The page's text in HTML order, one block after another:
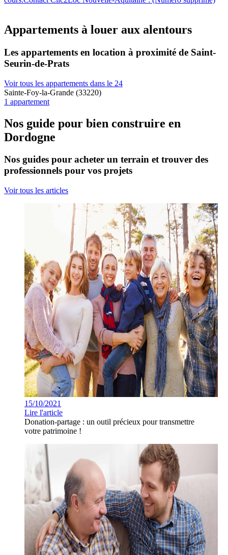
Appartements à louer aux alentours
Les appartements en location à proximité de Saint-
Seurin-de-Prats
Voir tous les appartements dans le 24
Sainte-Foy-la-Grande (33220)
1 appartement
Nos guide pour bien construire en
Dordogne
Nos guides pour acheter un terrain et trouver des
professionnels pour vos projets
Voir tous les articles
15/10/2021
Lire l'article
Donation-partage : un outil précieux pour transmettre
votre patrimoine !